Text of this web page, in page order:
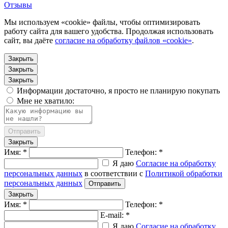
Отзывы
Мы используем «cookie» файлы, чтобы оптимизировать
работу сайта для вашего удобства. Продолжая использовать
сайт, вы даёте согласие на обработку файлов «cookie».
Закрыть
Закрыть
Закрыть
Информации достаточно, я просто не планирую покупать
Мне не хватило:
Отправить
Закрыть
Имя: *
Телефон: *
Я даю Согласие на обработку
персональных данных в соответствии с Политикой обработки
персональных данных
Отправить
Закрыть
Имя: *
Телефон: *
E-mail: *